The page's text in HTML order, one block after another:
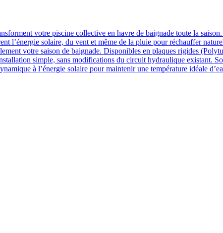
votre piscine collective en havre de baignade toute la
l’énergie solaire, du vent et même de la pluie pour réchauffer
votre saison de baignade. Disponibles en plaques rigides
simple, sans modifications du circuit hydraulique existant.
à l’énergie solaire pour maintenir une température idéale